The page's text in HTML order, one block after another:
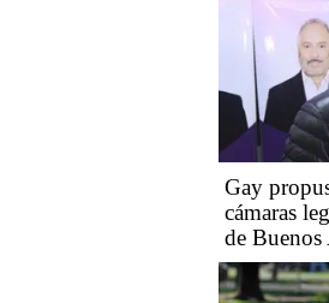
Gay
cámaras
de Buenos